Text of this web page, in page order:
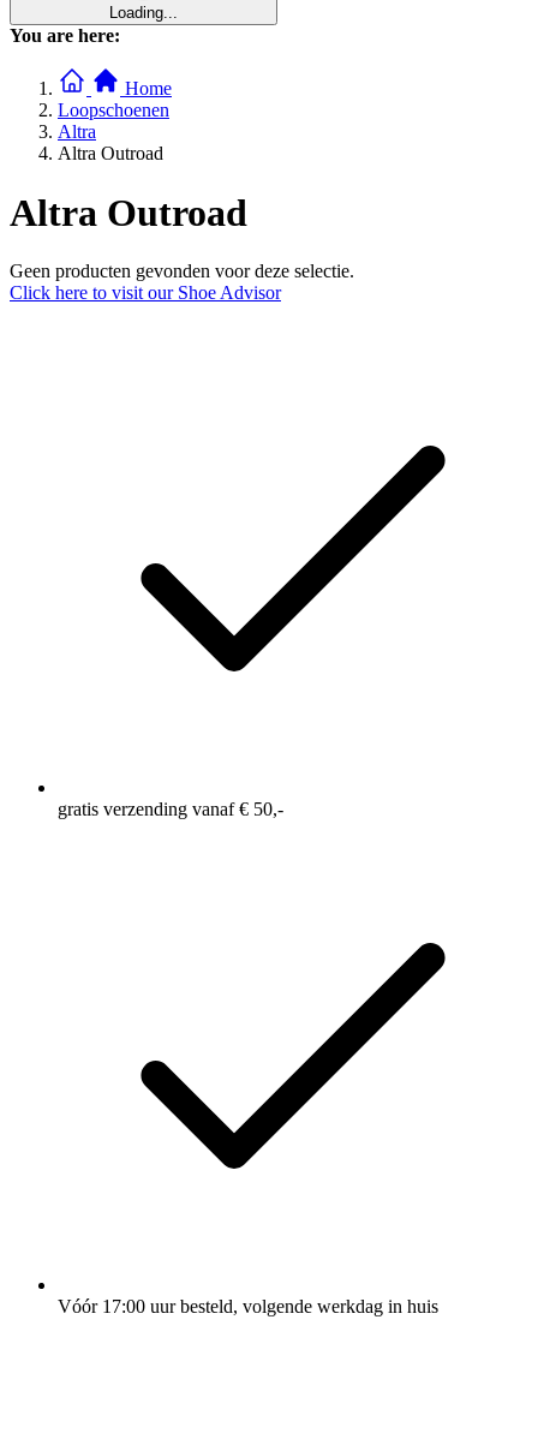
Loading...
You are here:
Home
Loopschoenen
Altra
Altra Outroad
Altra Outroad
Geen producten gevonden voor deze selectie.
Click here to visit our Shoe Advisor
gratis verzending vanaf € 50,-
Vóór 17:00 uur besteld, volgende werkdag in huis